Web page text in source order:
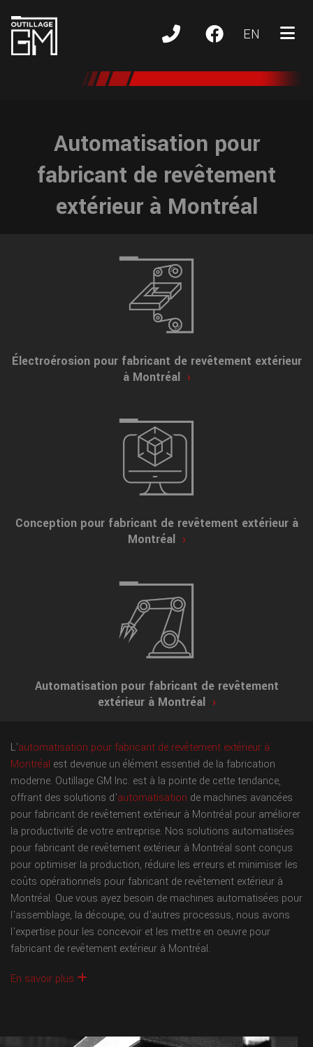
(Nos services )
EN
Automatisation pour
fabricant de revêtement
extérieur à Montréal
Électroérosion pour fabricant de revêtement extérieur
à Montréal ›
Conception pour fabricant de revêtement extérieur à
Montréal ›
Automatisation pour fabricant de revêtement
extérieur à Montréal ›
L'automatisation pour fabricant de revêtement extérieur à
Montréal est devenue un élément essentiel de la fabrication
moderne. Outillage GM Inc. est à la pointe de cette tendance,
offrant des solutions d'automatisation de machines avancées
pour fabricant de revêtement extérieur à Montréal pour améliorer
la productivité de votre entreprise. Nos solutions automatisées
pour fabricant de revêtement extérieur à Montréal sont conçus
pour optimiser la production, réduire les erreurs et minimiser les
coûts opérationnels pour fabricant de revêtement extérieur à
Montréal. Que vous ayez besoin de machines automatisées pour
l'assemblage, la découpe, ou d'autres processus, nous avons
l'expertise pour les concevoir et les mettre en oeuvre pour
fabricant de revêtement extérieur à Montréal.
En savoir plus